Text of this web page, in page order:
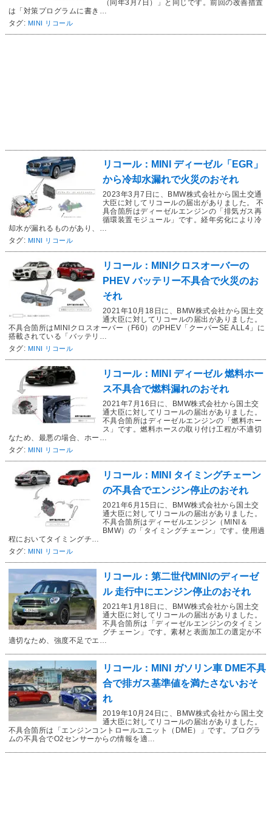
（同年3月7日）」と同じです。前回の改善措置
は「対策プログラムに書き…
タグ: MINI リコール
リコール：MINI ディーゼル「EGR」
から冷却水漏れで火災のおそれ
2023年3月7日に、BMW株式会社から国土交通
大臣に対してリコールの届出がありました。 不
具合箇所はディーゼルエンジンの「排気ガス再
循環装置モジュール」です。経年劣化により冷
却水が漏れるものがあり、…
タグ: MINI リコール
リコール：MINIクロスオーバーの
PHEV バッテリー不具合で火災のお
それ
2021年10月18日に、BMW株式会社から国土交
通大臣に対してリコールの届出がありました。
不具合箇所はMINIクロスオーバー（F60）のPHEV「クーパーSE ALL4」に
搭載されている「バッテリ…
タグ: MINI リコール
リコール：MINI ディーゼル 燃料ホー
ス不具合で燃料漏れのおそれ
2021年7月16日に、BMW株式会社から国土交
通大臣に対してリコールの届出がありました。
不具合箇所はディーゼルエンジンの「燃料ホー
ス」です。燃料ホースの取り付け工程が不適切
なため、最悪の場合、ホー…
タグ: MINI リコール
リコール：MINI タイミングチェーン
の不具合でエンジン停止のおそれ
2021年6月15日に、BMW株式会社から国土交
通大臣に対してリコールの届出がありました。
不具合箇所はディーゼルエンジン（MINI＆
BMW）の「タイミングチェーン」です。使用過
程においてタイミングチ…
タグ: MINI リコール
リコール：第二世代MINIのディーゼ
ル 走行中にエンジン停止のおそれ
2021年1月18日に、BMW株式会社から国土交
通大臣に対してリコールの届出がありました。
不具合箇所は「ディーゼルエンジンのタイミン
グチェーン」です。素材と表面加工の選定が不
適切なため、強度不足でエ…
リコール：MINI ガソリン車 DME不具
合で排ガス基準値を満たさないおそ
れ
2019年10月24日に、BMW株式会社から国土交
通大臣に対してリコールの届出がありました。
不具合箇所は「エンジンコントロールユニット（DME）」です。プログラ
ムの不具合でO2センサーからの情報を適…